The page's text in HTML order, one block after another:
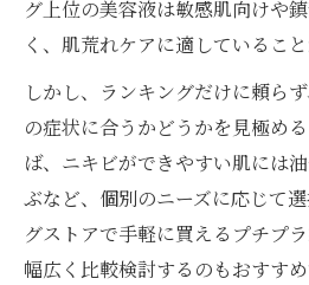
肌荒れ美容液で赤みや
ポイント
肌荒れ中でも安心な美
方法
ニキビ悪化を防ぐ肌荒
注意点
ランキングや口コミを参考
グ上位の美容液は敏感肌向けや
く、肌荒れケアに適していること
しかし、ランキングだけに頼ら
の症状に合うかどうかを見極め
ば、ニキビができやすい肌には
ぶなど、個別のニーズに応じて
グストアで手軽に買えるプチプ
幅広く比較検討するのもおすすめ